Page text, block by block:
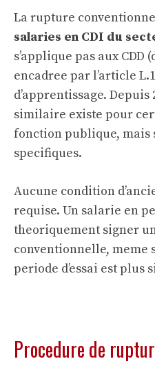
La rupture
salaries en CDI du
s’applique pas aux
encadree par l’article
d’apprentissage.
similaire existe pour
fonction publique, mais
specifiques.
Aucune condition
requise. Un salarie en
theoriquement signer
conventionnelle, meme
periode d’essai est plus
Procedure de